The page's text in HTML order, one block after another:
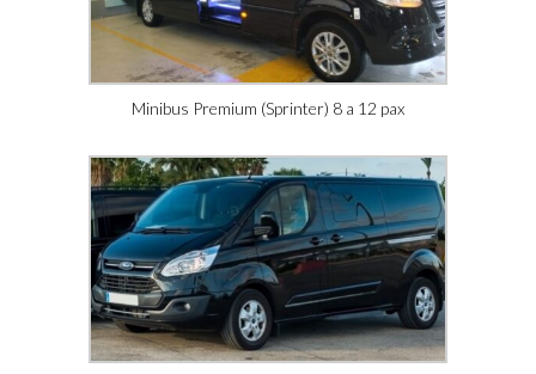
Minibus Premium (Sprinter) 8 a 12 pax